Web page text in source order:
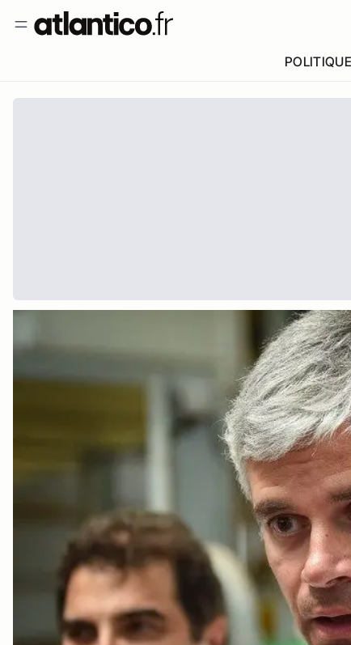
POLITIQUE